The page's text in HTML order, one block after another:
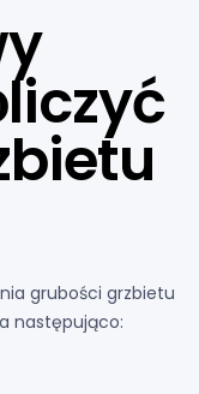
grubości grzbietu
następująco: